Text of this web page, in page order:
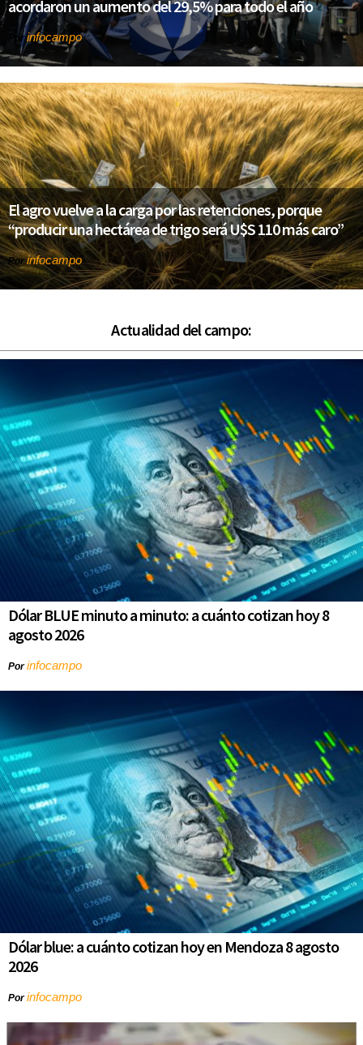
acordaron un aumento del 29,5% para todo el año
Porinfocampo
El agro vuelve a la carga por las retenciones, porque
“producir una hectárea de trigo será U$S 110 más caro”
Porinfocampo
Actualidad del campo:
Dólar BLUE minuto a minuto: a cuánto cotizan hoy 8
agosto 2026
Porinfocampo
Dólar blue: a cuánto cotizan hoy en Mendoza 8 agosto
2026
Porinfocampo